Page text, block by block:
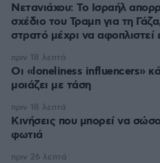
Νετανιάχου: Το Ισραήλ
σχέδιο του Τραμπ για τη
στρατό μέχρι να
Οι «loneliness influencers»
μοιάζει με τάση
πριν 18 λεπτά
Κινήσεις που μπορεί να
φωτιά
πριν 18 λεπτά
πριν 26 λεπτά